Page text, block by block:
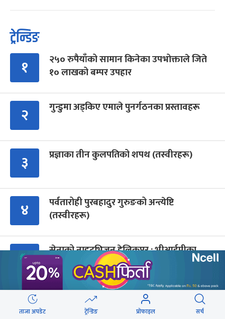
ट्रेन्डिङ
१
२५० रुपैयाँको सामान किनेका उपभोक्ताले जिते
१० लाखको बम्पर उपहार
२ गुन्डुमा अड्किए एमाले पुनर्गठनका प्रस्तावहरू
३ प्रज्ञाका तीन कुलपतिको शपथ (तस्वीरहरू)
४
पर्वतारोही पुरबहादुर गुरुङको अन्त्येष्टि
(तस्वीरहरू)
५
सेनाको नाइटभिजन हेलिकप्टर : भीआईपीका
लागि उड्छ, जनताको ज्यान बचाउन उड्दैन
६
कांग्रेस संस्थापन इतर समूहको राष्ट्रिय भेलालाई
देउवाले सम्बोधन गर्ने
ताजा अपडेट ट्रेन्डिङ प्रोफाइल सर्च